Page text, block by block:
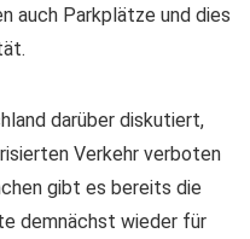
auch Parkplätze und dies
darüber diskutiert,
Verkehr verboten
gibt es bereits die
demnächst wieder für